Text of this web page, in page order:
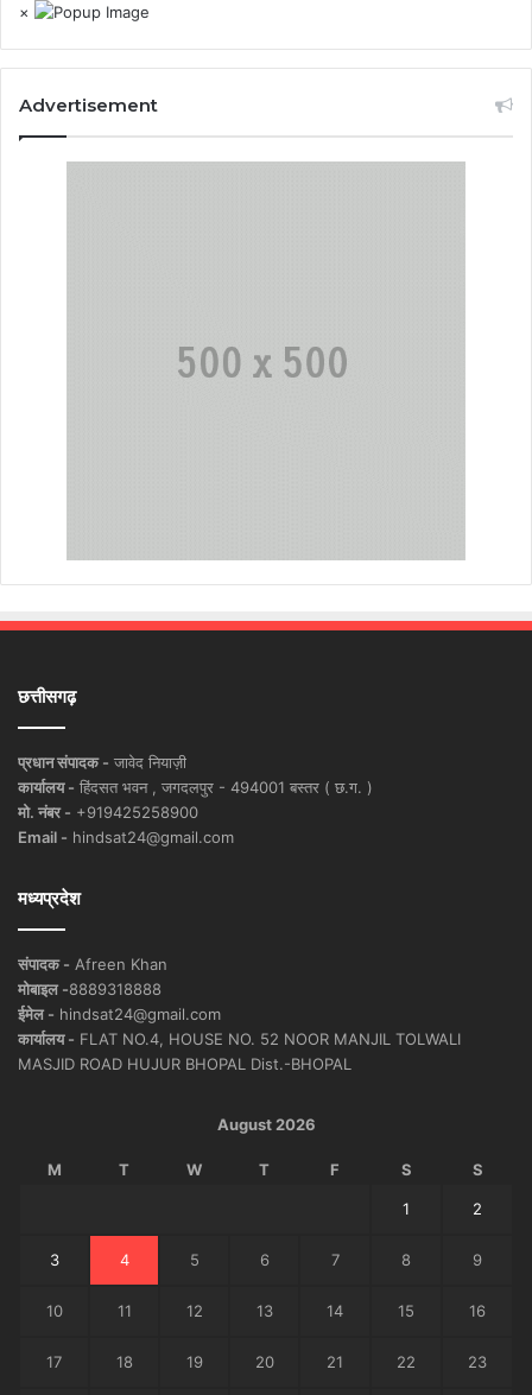
×
Advertisement
छत्तीसगढ़
प्रधान संपादक - जावेद नियाज़ी
कार्यालय - हिंदसत भवन , जगदलपुर - 494001 बस्तर ( छ.ग. )
मो. नंबर - +919425258900
Email - hindsat24@gmail.com
मध्यप्रदेश
संपादक - Afreen Khan
मोबाइल -8889318888
ईमेल - hindsat24@gmail.com
कार्यालय - FLAT NO.4, HOUSE NO. 52 NOOR MANJIL TOLWALI
MASJID ROAD HUJUR BHOPAL Dist.-BHOPAL
August 2026
M T W T F S S
1 2
3 4 5 6 7 8 9
10 11 12 13 14 15 16
17 18 19 20 21 22 23